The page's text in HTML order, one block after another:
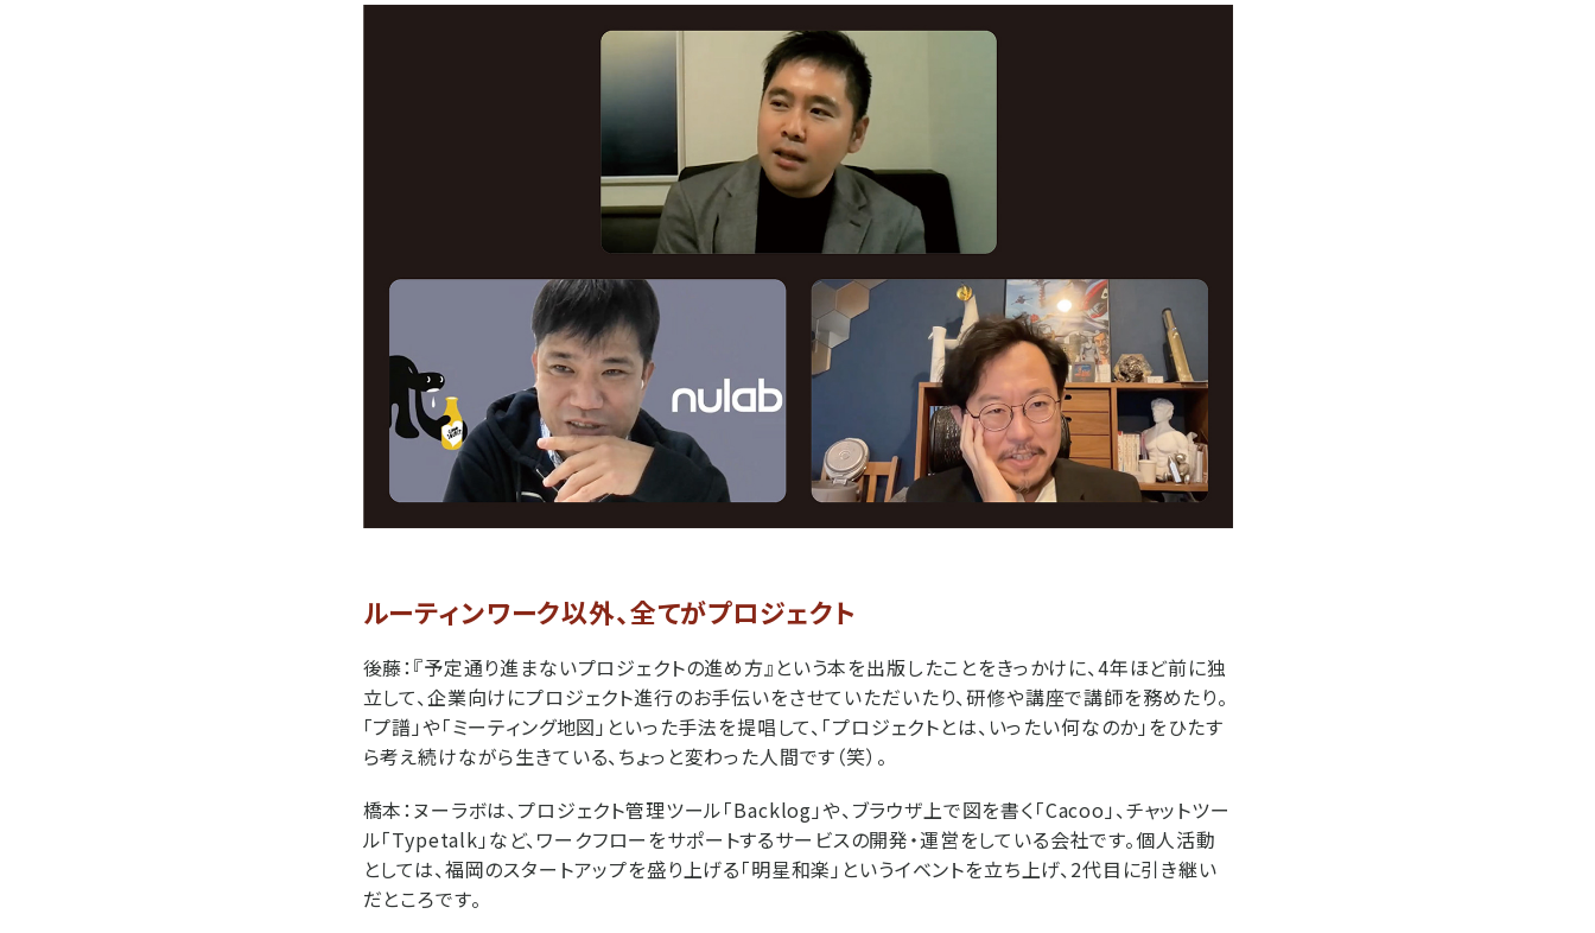
ルーティンワーク以外、全てがプロジェクト
後藤：『予定通り進まないプロジェクトの進め方』という本を出版したことをきっかけに、4年ほど前に独
立して、企業向けにプロジェクト進行のお手伝いをさせていただいたり、研修や講座で講師を務めたり。
「プ譜」や「ミーティング地図」といった手法を提唱して、「プロジェクトとは、いったい何なのか」をひたす
ら考え続けながら生きている、ちょっと変わった人間です（笑）。
橋本：ヌーラボは、プロジェクト管理ツール「Backlog」や、ブラウザ上で図を書く「Cacoo」、チャットツー
ル「Typetalk」など、ワークフローをサポートするサービスの開発・運営をしている会社です。個人活動
としては、福岡のスタートアップを盛り上げる「明星和楽」というイベントを立ち上げ、2代目に引き継い
だところです。